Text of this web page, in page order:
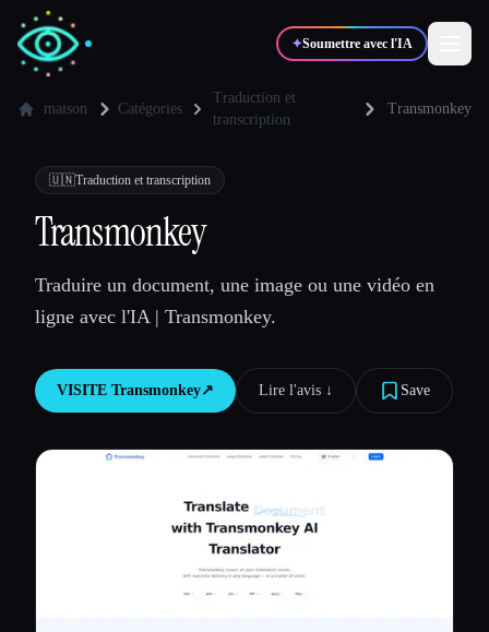
✦Soumettre avec l'IA
💻Développeurs
🎓Étudiants 🎬
Toutes les catégories
maison Catégories
Traduction et
transcription
Transmonkey
🇺🇳Traduction et transcription
Transmonkey
Traduire un document, une image ou une vidéo en
ligne avec l'IA | Transmonkey.
VISITE Transmonkey↗︎ Lire l'avis ↓︎ Save